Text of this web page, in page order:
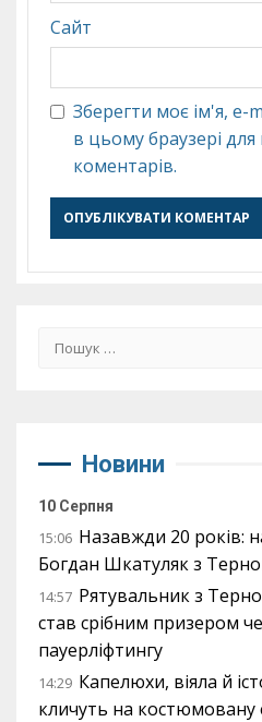
Сайт
Зберегти моє ім'я, e-
в цьому браузері
коментарів.
Пошук:
Новини
10 Серпня
15:06 Назавжди 20 років:
Богдан Шкатуляк з
14:57 Рятувальник з
став срібним призером
пауерліфтингу
14:29 Капелюхи, віяла й
кличуть на костюмовану